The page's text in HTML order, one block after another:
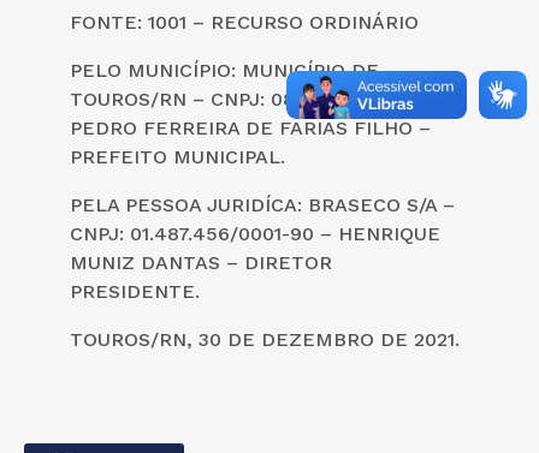
FONTE: 1001 – RECURSO ORDINÁRIO
PELO MUNICÍPIO: MUNICÍPIO DE
TOUROS/RN – CNPJ: 08.234.155/0001-02–
PEDRO FERREIRA DE FARIAS FILHO –
PREFEITO MUNICIPAL.
PELA PESSOA JURIDÍCA: BRASECO S/A –
CNPJ: 01.487.456/0001-90 – HENRIQUE
MUNIZ DANTAS – DIRETOR
PRESIDENTE.
TOUROS/RN, 30 DE DEZEMBRO DE 2021.